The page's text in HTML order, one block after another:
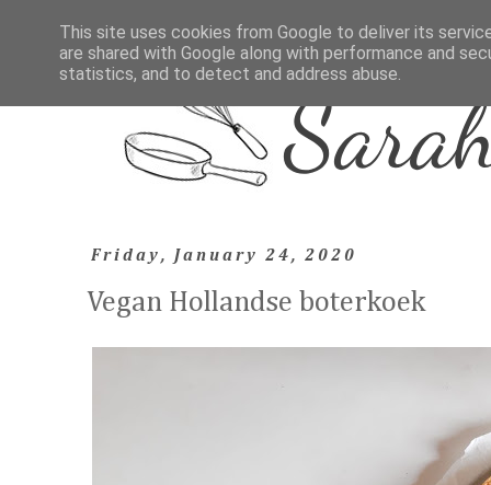
Friday, January 24, 2020
Vegan Hollandse boterkoek
This site uses cookies from Google to deliver its
are shared with Google along with performance and
statistics, and to detect and address abuse.